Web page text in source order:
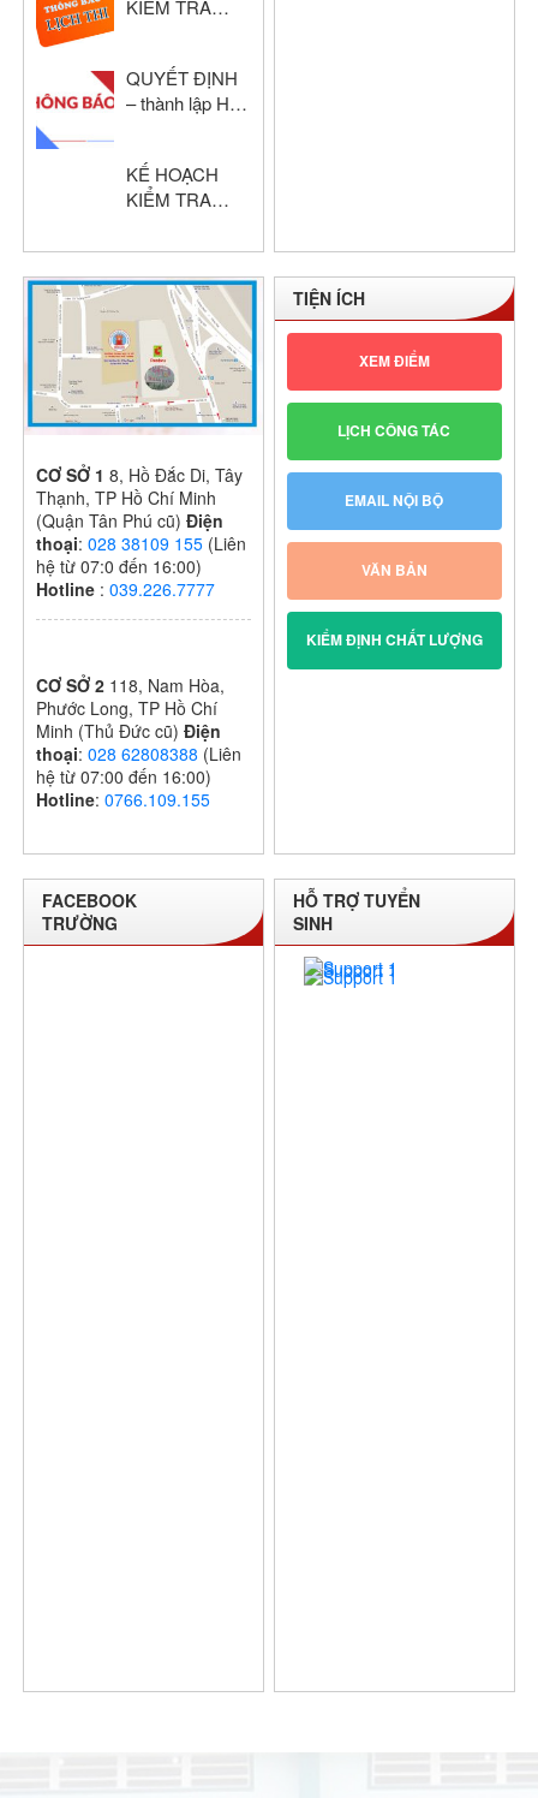
2024 – 2025
KIỂM TRA
NĂM HỌC:
2024 – 2025
QUYẾT ĐỊNH
– thành lập Hội
giỏi cấp trường
KẾ HOẠCH
KIỂM TRA
I – KHỐI THPT
NĂM HỌC:
2024 – 2025
CƠ SỞ 18, Hồ Đắc Di, Tây
Thạnh, TP Hồ Chí Minh
(Quận Tân Phú cũ) Điện
thoại:028 38109 155 (Liên
hệ từ 07:0 đến 16:00)
Hotline :039.226.7777
CƠ SỞ 2 118, Nam Hòa,
Phước Long, TP Hồ Chí
Minh (Thủ Đức cũ) Điện
thoại:028 62808388 (Liên
hệ từ 07:00 đến 16:00)
Hotline:0766.109.155
TIỆN ÍCH
XEM ĐIỂM
LỊCH CÔNG TÁC
EMAIL NỘI BỘ
VĂN BẢN
KIỂM ĐỊNH CHẤT LƯỢNG
FACEBOOK
TRƯỜNG
HỖ TRỢ TUYỂN
SINH